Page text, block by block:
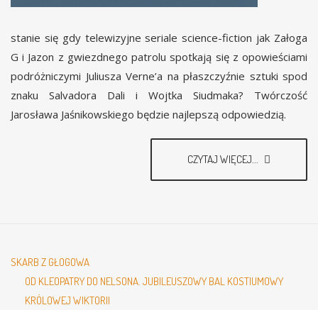
stanie się gdy telewizyjne seriale science-fiction jak Załoga
G i Jazon z gwiezdnego patrolu spotkają się z opowieściami
podróżniczymi Juliusza Verne’a na płaszczyźnie sztuki spod
znaku Salvadora Dali i Wojtka Siudmaka? Twórczość
Jarosława Jaśnikowskiego będzie najlepszą odpowiedzią.
CZYTAJ WIĘCEJ...
SKARB Z GŁOGOWA
OD KLEOPATRY DO NELSONA. JUBILEUSZOWY BAL KOSTIUMOWY
KRÓLOWEJ WIKTORII